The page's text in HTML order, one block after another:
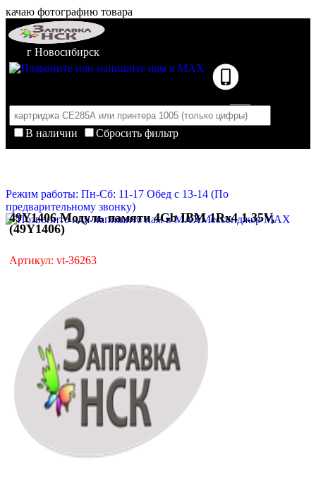
качаю фотографию товара
г Новосибирск
В наличии
Сбросить фильтр
Корзина пуста
Режим работы: Пн-Сб: 11-17 Обед с 13-14 (По
предварительному звонку)
Мессенджер MAX
49Y1406 Модуль памяти 4Gb IBM 1Rx4 1.35V,
(49Y1406)
Артикул: vt-36263